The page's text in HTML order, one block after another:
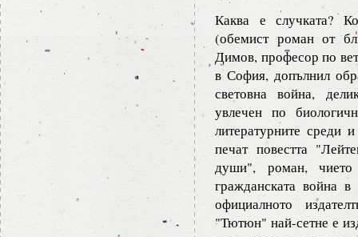
Каква е случката?
(обемист роман от
Димов, професор по
в София, допълнил
световна война,
увлечен по
литературните среди
печат повестта
души", роман,
гражданската война
официалното
"Тютюн" най-сетне е